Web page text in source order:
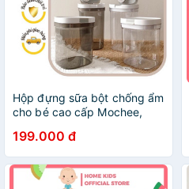
Hộp đựng sữa bột chống ẩm
cho bé cao cấp Mochee,
không - Minjeebaby
199.000 đ